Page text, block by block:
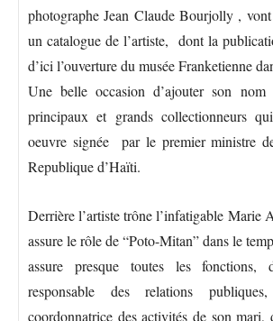
photographe Jean Claude Bourjolly ,
un catalogue de l’artiste, dont la
d’ici l’ouverture du musée Franketienne
Une belle occasion d’ajouter son
principaux et grands collectionneurs
oeuvre signée par le premier ministre
Republique d’Haïti.
Derrière l’artiste trône l’infatigable Marie
assure le rôle de “Poto-Mitan” dans le
assure presque toutes les fonctions,
responsable des relations
coordonnatrice des activités de son mari,